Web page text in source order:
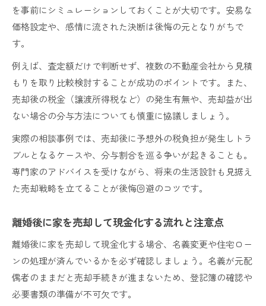
を事前にシミュレーションしておくことが大切です。安易な
価格設定や、感情に流された決断は後悔の元となりがちで
す。
例えば、査定額だけで判断せず、複数の不動産会社から見積
もりを取り比較検討することが成功のポイントです。また、
売却後の税金（譲渡所得税など）の発生有無や、売却益が出
ない場合の分与方法についても慎重に協議しましょう。
実際の相談事例では、売却後に予想外の税負担が発生しトラ
ブルとなるケースや、分与割合を巡る争いが起きることも。
専門家のアドバイスを受けながら、将来の生活設計も見据え
た売却戦略を立てることが後悔回避のコツです。
離婚後に家を売却して現金化する流れと注意点
離婚後に家を売却して現金化する場合、名義変更や住宅ロー
ンの処理が済んでいるかを必ず確認しましょう。名義が元配
偶者のままだと売却手続きが進まないため、登記簿の確認や
必要書類の準備が不可欠です。